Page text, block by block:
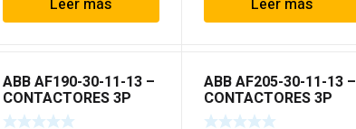
Leer más Leer más
ABB AF190-30-11-13 –
CONTACTORES 3P
TIPO AF
ABB AF205-30-11-13 –
CONTACTORES 3P
TIPO AF